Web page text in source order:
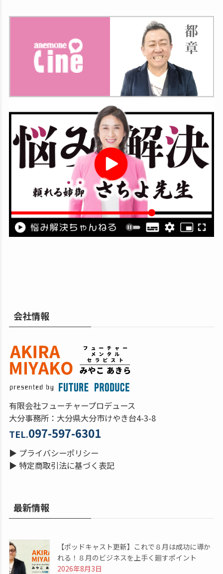
会社情報
有限会社フューチャープロデュース
大分事務所：大分県大分市けやき台4-3-8
TEL.097-597-6301
▶ プライバシーポリシー
▶ 特定商取引法に基づく表記
最新情報
【ポッドキャスト更新】これで８月は成功に導か
れる！８月のビジネスを上手く廻すポイント
2026年8月3日